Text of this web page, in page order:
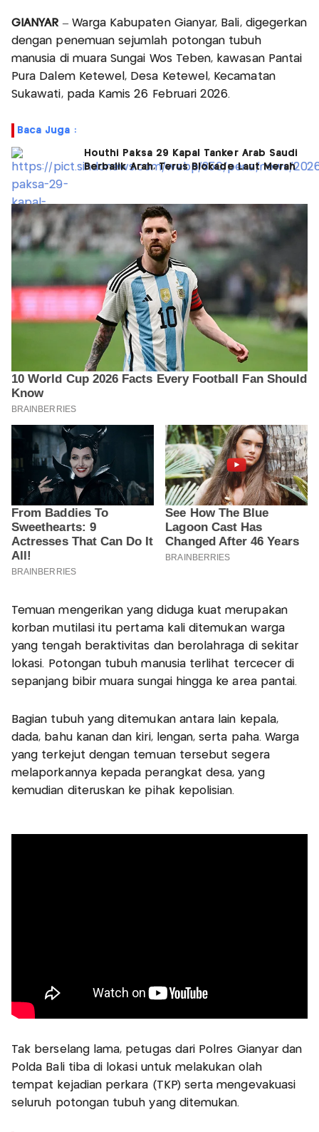
GIANYAR – Warga Kabupaten Gianyar, Bali, digegerkan
dengan penemuan sejumlah potongan tubuh
manusia di muara Sungai Wos Teben, kawasan Pantai
Pura Dalem Ketewel, Desa Ketewel, Kecamatan
Sukawati, pada Kamis 26 Februari 2026.
Baca Juga :
Houthi Paksa 29 Kapal Tanker Arab Saudi
Berbalik Arah, Terus Blokade Laut Merah
Temuan mengerikan yang diduga kuat merupakan
korban mutilasi itu pertama kali ditemukan warga
yang tengah beraktivitas dan berolahraga di sekitar
lokasi. Potongan tubuh manusia terlihat tercecer di
sepanjang bibir muara sungai hingga ke area pantai.
Bagian tubuh yang ditemukan antara lain kepala,
dada, bahu kanan dan kiri, lengan, serta paha. Warga
yang terkejut dengan temuan tersebut segera
melaporkannya kepada perangkat desa, yang
kemudian diteruskan ke pihak kepolisian.
Tak berselang lama, petugas dari Polres Gianyar dan
Polda Bali tiba di lokasi untuk melakukan olah
tempat kejadian perkara (TKP) serta mengevakuasi
seluruh potongan tubuh yang ditemukan.